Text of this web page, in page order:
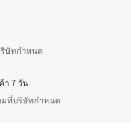
ริษัทกำหนด
า 7 วัน
มที่บริษัทกำหนด